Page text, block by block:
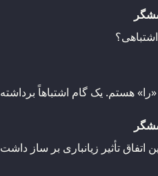
هستم. یک گام اشتباهاً
اتفاق تأثیر زیانباری بر ساز